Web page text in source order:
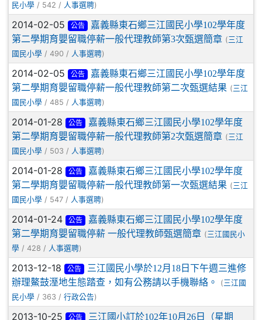
民小學 / 542 / 人事選聘)
2014-02-05 公告
嘉義縣東石鄉三江國民小學102學年度
第二學期育嬰留職停薪一般代理教師第3次甄選簡章 (三江
國民小學 / 490 / 人事選聘)
2014-02-05 公告
嘉義縣東石鄉三江國民小學102學年度
第二學期育嬰留職停薪一般代理教師第二次甄選結果 (三江
國民小學 / 485 / 人事選聘)
2014-01-28 公告
嘉義縣東石鄉三江國民小學102學年度
第二學期育嬰留職停薪一般代理教師第2次甄選簡章 (三江
國民小學 / 503 / 人事選聘)
2014-01-28 公告
嘉義縣東石鄉三江國民小學102學年度
第二學期育嬰留職停薪一般代理教師第一次甄選結果 (三江
國民小學 / 547 / 人事選聘)
2014-01-24 公告
嘉義縣東石鄉三江國民小學102學年度
第二學期育嬰留職停薪 一般代理教師甄選簡章 (三江國民小
學 / 428 / 人事選聘)
2013-12-18 公告
三江國民小學於12月18日下午週三進修
辦理鰲鼓溼地生態踏查，如有公務請以手機聯絡。
(三江國
民小學 / 363 / 行政公告)
2013-10-25 公告
三江國小訂於102年10月26日（星期